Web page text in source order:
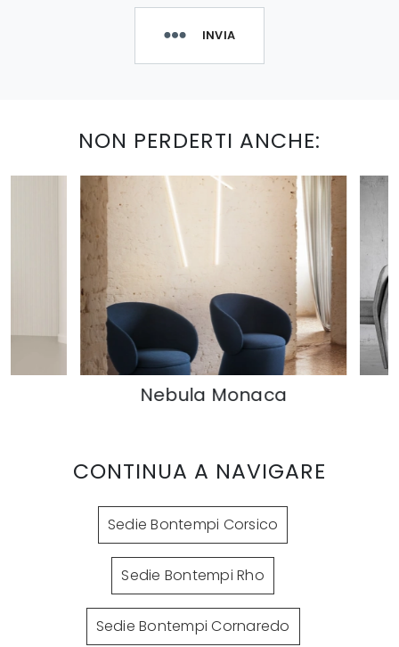
INVIA
NON PERDERTI ANCHE:
Nebula Monaca
CONTINUA A NAVIGARE
Sedie Bontempi Corsico
Sedie Bontempi Rho
Sedie Bontempi Cornaredo